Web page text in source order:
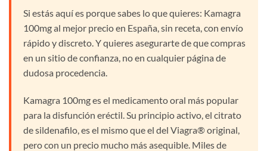
Si estás aquí es porque sabes lo que quieres: Kamagra
100mg al mejor precio en España, sin receta, con envío
rápido y discreto. Y quieres asegurarte de que compras
en un sitio de confianza, no en cualquier página de
dudosa procedencia.
Kamagra 100mg es el medicamento oral más popular
para la disfunción eréctil. Su principio activo, el citrato
de sildenafilo, es el mismo que el del Viagra® original,
pero con un precio mucho más asequible. Miles de